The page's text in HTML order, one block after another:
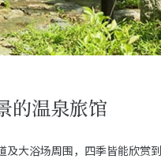
的温泉旅馆
大浴场周围，四季皆能欣赏到